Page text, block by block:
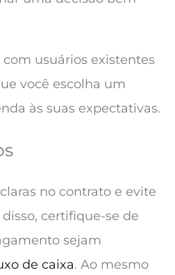
usuários existentes
você escolha um
às suas expectativas.
no contrato e evite
certifique-se de
sejam
de caixa. Ao mesmo